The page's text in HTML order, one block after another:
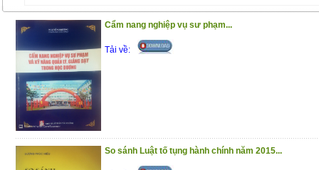
Cẩm nang nghiệp vụ sư phạm...
Tải về:
So sánh Luật tố tụng hành chính năm 2015...